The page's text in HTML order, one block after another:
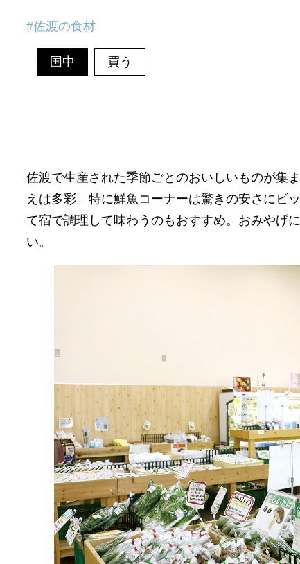
佐渡の食材
国中 買う
佐渡で生産された季節ごとのおいしいものが集
えは多彩。特に鮮魚コーナーは驚きの安さにビ
て宿で調理して味わうのもおすすめ。おみやげ
い。